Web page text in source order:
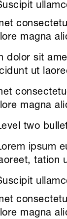
magna
dolor sit
ut
magna
two
ipsum
tation
magna